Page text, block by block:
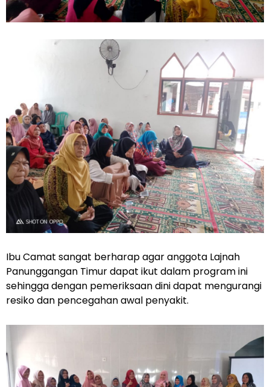
Ibu Camat sangat berharap agar anggota Lajnah
Panunggangan Timur dapat ikut dalam program ini
sehingga dengan pemeriksaan dini dapat mengurangi
resiko dan pencegahan awal penyakit.